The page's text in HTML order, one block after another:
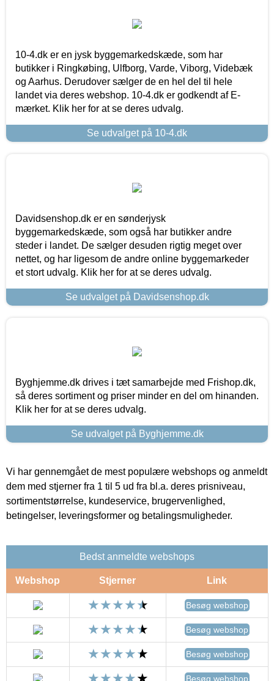
10-4.dk er en jysk byggemarkedskæde, som har
butikker i Ringkøbing, Ulfborg, Varde, Viborg, Videbæk
og Aarhus. Derudover sælger de en hel del til hele
landet via deres webshop. 10-4.dk er godkendt af E-
mærket. Klik her for at se deres udvalg.
Se udvalget på 10-4.dk
Davidsenshop.dk er en sønderjysk
byggemarkedskæde, som også har butikker andre
steder i landet. De sælger desuden rigtig meget over
nettet, og har ligesom de andre online byggemarkeder
et stort udvalg. Klik her for at se deres udvalg.
Se udvalget på Davidsenshop.dk
Byghjemme.dk drives i tæt samarbejde med Frishop.dk,
så deres sortiment og priser minder en del om hinanden.
Klik her for at se deres udvalg.
Se udvalget på Byghjemme.dk
Vi har gennemgået de mest populære webshops og anmeldt
dem med stjerner fra 1 til 5 ud fra bl.a. deres prisniveau,
sortimentstørrelse, kundeservice, brugervenlighed,
betingelser, leveringsformer og betalingsmuligheder.
Bedst anmeldte webshops
Webshop Stjerner Link
Besøg webshop
Besøg webshop
Besøg webshop
Besøg webshop